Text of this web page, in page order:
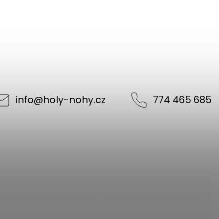
info@holy-nohy.cz 774 465 685